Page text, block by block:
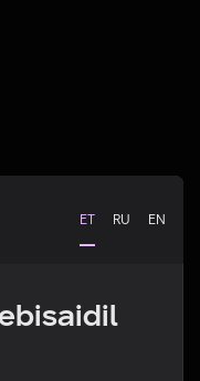
ET RU EN